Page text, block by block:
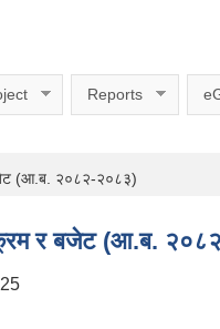
Reports
(आ.ब. २०८२-२०८३)
र बजेट (आ.ब.